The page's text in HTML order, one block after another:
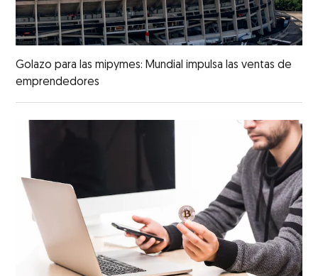
Golazo para las mipymes: Mundial impulsa las ventas de
emprendedores